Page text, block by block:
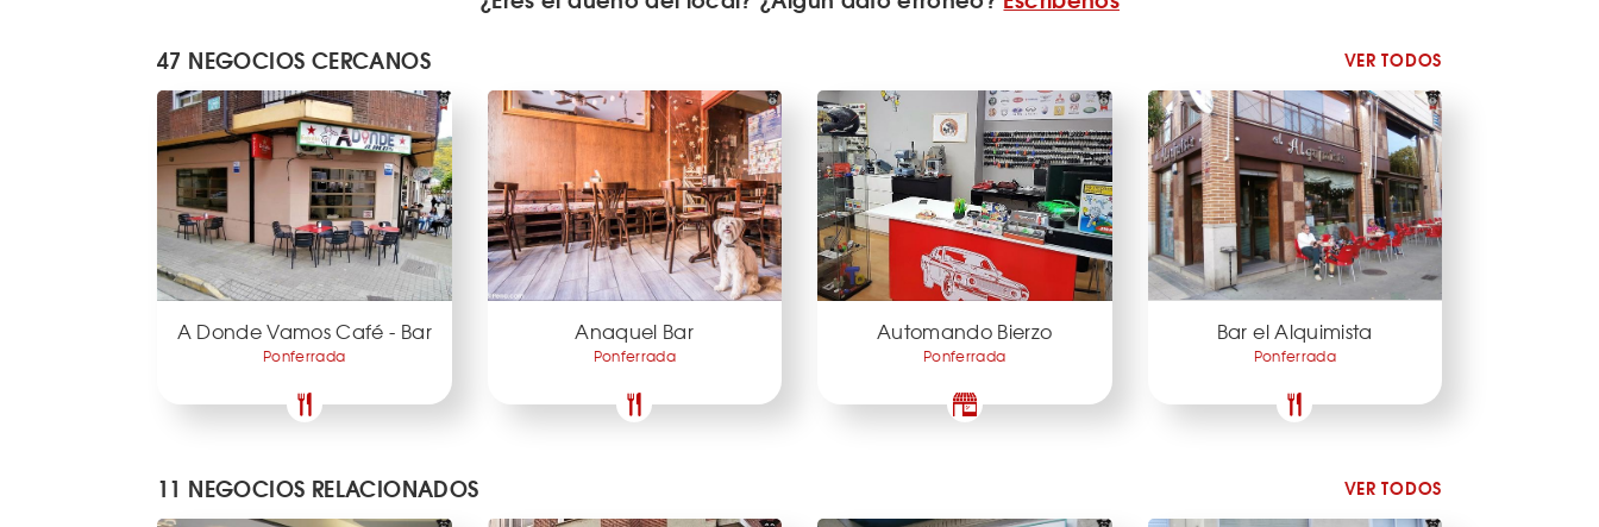
47 NEGOCIOS CERCANOS
VER TODOS
A Donde Vamos Café - Bar
Ponferrada
Anaquel Bar
Ponferrada
Automando Bierzo
Ponferrada
Bar el Alquimista
Ponferrada
11 NEGOCIOS RELACIONADOS VER TODOS